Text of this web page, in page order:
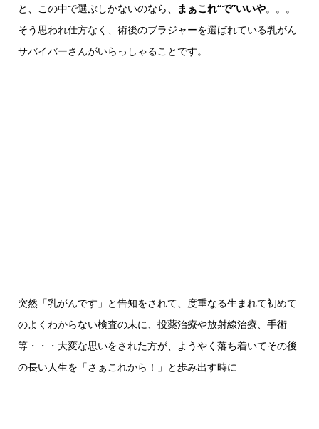
と、この中で選ぶしかないのなら、
まぁこれ“で”いいや。。。
そう思われ仕方なく、術後のブラジャーを選ばれている乳がん
サバイバーさんがいらっしゃることです。
突然「乳がんです」と告知をされて、度重なる生まれて初めて
のよくわからない検査の末に、投薬治療や放射線治療、手術
等・・・大変な思いをされた方が、ようやく落ち着いてその後
の長い人生を「さぁこれから！」と歩み出す時に